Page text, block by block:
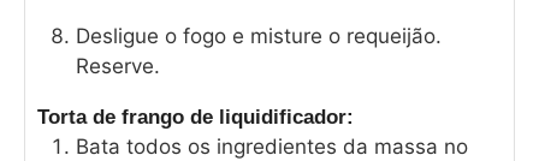
Desligue o fogo e misture o requeijão.
Reserve.
Torta de frango de liquidificador:
Bata todos os ingredientes da massa no